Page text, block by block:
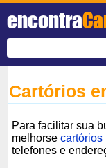
encontra
Cartórios
Para facilitar sua
melhorsecartórios
telefones e